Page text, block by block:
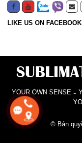
LIKE US ON FACEBOOK
YOUR OWN SENSE -
© Bản